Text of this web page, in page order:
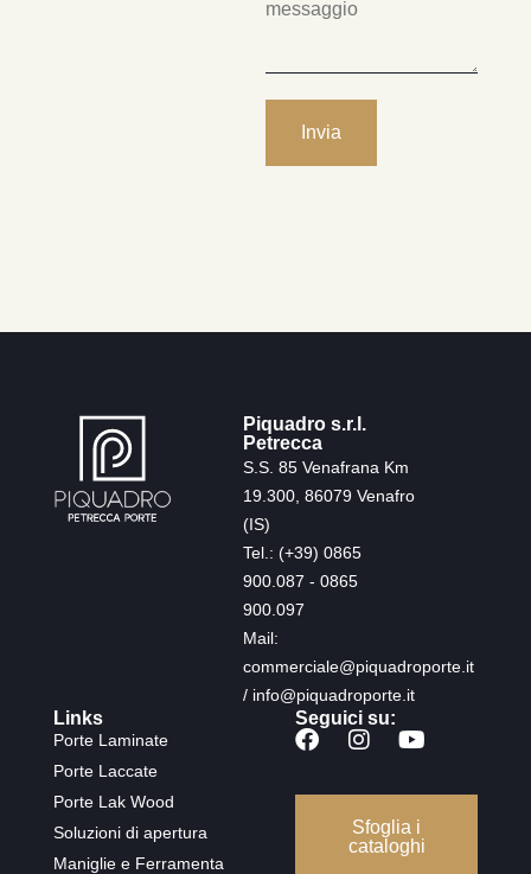
Piquadro s.r.l.
Petrecca
S.S. 85 Venafrana Km
19.300, 86079 Venafro
(IS)
Tel.: (+39) 0865
900.087 - 0865
900.097
Mail:
commerciale@piquadroporte.it
/ info@piquadroporte.it
Links
Porte Laminate
Porte Laccate
Porte Lak Wood
Soluzioni di apertura
Maniglie e Ferramenta
Seguici su:
Sfoglia i
cataloghi